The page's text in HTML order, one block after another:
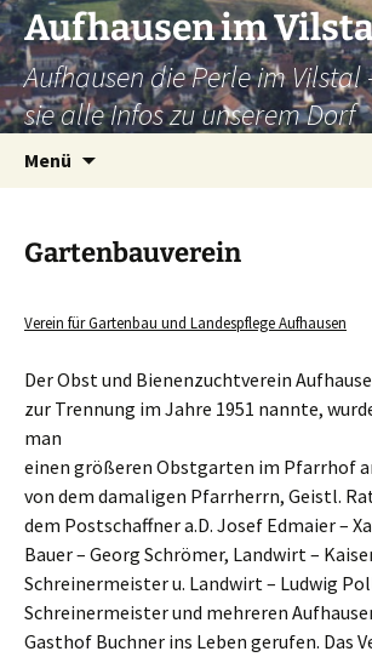
Zum
Inhalt
springen
Aufhausen im
Aufhausen die Perle im Vilstal
sie alle Infos zu unserem Dorf
Menü
Gartenbauverein
Verein für Gartenbau und Landespflege Aufhausen
Der Obst und Bienenzuchtverein
zur Trennung im Jahre 1951 nannte,
man
einen größeren Obstgarten im Pfarrhof
von dem damaligen Pfarrherrn, Geistl.
dem Postschaffner a.D. Josef Edmaier –
Bauer – Georg Schrömer, Landwirt –
Schreinermeister u. Landwirt – Ludwig
Schreinermeister und mehreren
Gasthof Buchner ins Leben gerufen. Das